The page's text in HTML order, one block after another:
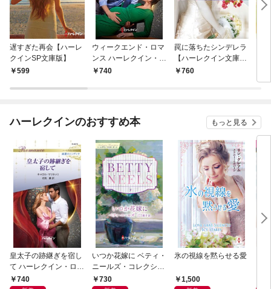
遅すぎた再会【ハーレ
クインSP文庫版】
599
ウィークエンド・ロマ
ンス ハーレクイン・ロ
マンス～伝説の名作選
740
罠に落ちたシンデレラ
【ハーレクイン文庫
版】760
ハーレクインのおすすめ本 もっと見る
皇太子の跡継ぎを宿し
て ハーレクイン・ロマ
ンス～純潔のシンデレ
740
いつか花嫁に ベティ・
ニールズ・コレクショ
ン【ハーレクイン・マ
730
氷の視線を黙らせる愛
1,500